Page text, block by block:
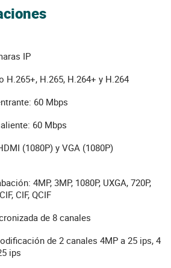
IP
H.265+, H.265, H.264+ y H.264
60 Mbps
60 Mbps
(1080P) y VGA (1080P)
4MP, 3MP, 1080P, UXGA, 720P,
CIF, QCIF
de 8 canales
de 2 canales 4MP a 25 ips, 4
ips